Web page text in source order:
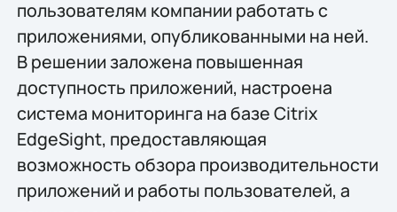
пользователям компании работать с
приложениями, опубликованными на ней.
В решении заложена повышенная
доступность приложений, настроена
система мониторинга на базе Citrix
EdgeSight, предоставляющая
возможность обзора производительности
приложений и работы пользователей, а